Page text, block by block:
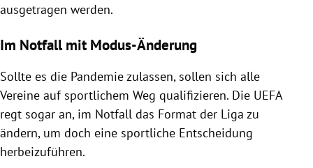
ausgetragen werden.
Im Notfall mit Modus-Änderung
Sollte es die Pandemie zulassen, sollen sich alle
Vereine auf sportlichem Weg qualifizieren. Die UEFA
regt sogar an, im Notfall das Format der Liga zu
ändern, um doch eine sportliche Entscheidung
herbeizuführen.